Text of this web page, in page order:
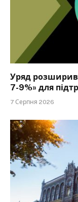
Уряд розширив
7-9%» для
7 Серпня 2026